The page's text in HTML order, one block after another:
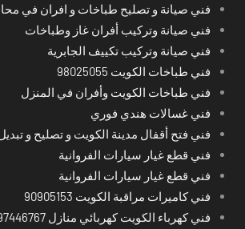
فني صيانة و تصليح طباخات و افران في
فني صيانة وتركيب أفران غاز وطباخات
فني صيانة وتركيب تكييف الجابرية
فني طباخات الكويت 98025055
فني طباخات الكويت وأفران في المنزل
فني غسالات هندي فوري
فني فتح أقفال مدينة الكويت و تصليح و
فني قطع غيار سيارات الفروانية
فني قطع غيار سيارات الفروانية
فني كاميرات مراقبة الكويت 90905153
فني كهرباء الكويت كهربائي منازل 97446767